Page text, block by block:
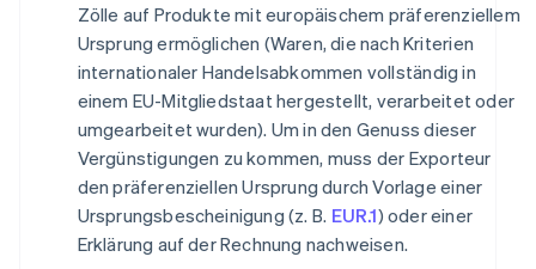
Zölle auf Produkte mit europäischem präferenziellem
Ursprung ermöglichen (Waren, die nach Kriterien
internationaler Handelsabkommen vollständig in
einem EU-Mitgliedstaat hergestellt, verarbeitet oder
umgearbeitet wurden). Um in den Genuss dieser
Vergünstigungen zu kommen, muss der Exporteur
den präferenziellen Ursprung durch Vorlage einer
Ursprungsbescheinigung (z. B. EUR.1) oder einer
Erklärung auf der Rechnung nachweisen.